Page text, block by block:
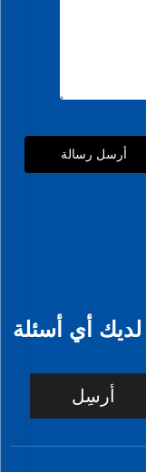
أرسل رسالة
أي أسئلة
أرسِل